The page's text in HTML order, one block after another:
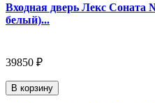
Входная дверь Лекс
белый)...
39850 ₽
В корзину